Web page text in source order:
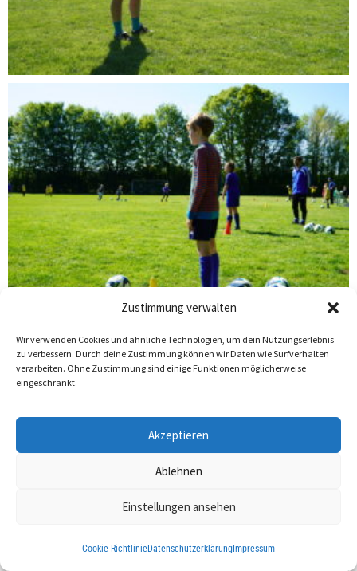
Zustimmung verwalten
Wir verwenden Cookies und ähnliche Technologien, um dein Nutzungserlebnis
zu verbessern. Durch deine Zustimmung können wir Daten wie Surfverhalten
verarbeiten. Ohne Zustimmung sind einige Funktionen möglicherweise
eingeschränkt.
Akzeptieren
Ablehnen
Einstellungen ansehen
Cookie-RichtlinieDatenschutzerklärung Impressum